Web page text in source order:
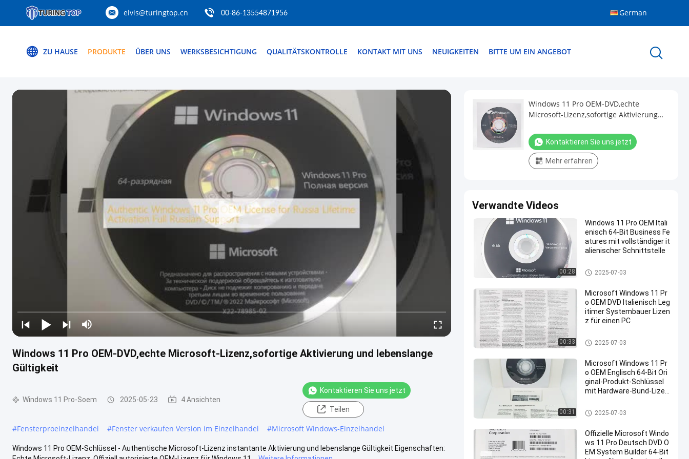
elvis@turingtop.cn 00-86-13554871956 German
ZU HAUSE PRODUKTE ÜBER UNS WERKSBESICHTIGUNG QUALITÄTSKONTROLLE KONTAKT MIT UNS NEUIGKEITEN BITTE UM EIN ANGEBOT
Windows 11 Pro OEM-DVD,echte Microsoft-Lizenz,sofortige Aktivierung und lebenslange
Gültigkeit
Windows 11 Pro-Soem 2025-05-23 4 Ansichten
Kontaktieren Sie uns jetzt
Teilen
#Fensterproeinzelhandel #Fenster verkaufen Version im Einzelhandel #Microsoft Windows-Einzelhandel
Windows 11 Pro OEM-Schlüssel - Authentische Microsoft-Lizenz instantante Aktivierung und lebenslange Gültigkeit Eigenschaften:
Windows 11 Pro OEM-DVD,echte
Microsoft-Lizenz,sofortige Aktivierung
Kontaktieren Sie uns jetzt
Mehr erfahren
Verwandte Videos
00:28
Windows 11 Pro OEM Itali
enisch 64-Bit Business Fe
atures mit vollständiger it
alienischer Schnittstelle
Windows 11 Pro-Soem
2025-07-03
00:33
Microsoft Windows 11 Pr
o OEM DVD Italienisch Leg
itimer Systembauer Lizen
z für einen PC
Windows 11 Pro-Soem
2025-07-03
00:31
Microsoft Windows 11 Pr
o OEM Englisch 64-Bit Ori
ginal-Produkt-Schlüssel
mit Hardware-Bund-Lizen
Windows 11 Pro-Soem
2025-07-03
Offizielle Microsoft Windo
ws 11 Pro Deutsch DVD O
EM System Builder 64-Bit